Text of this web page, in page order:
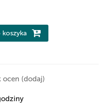
koszyka
ocen (dodaj)